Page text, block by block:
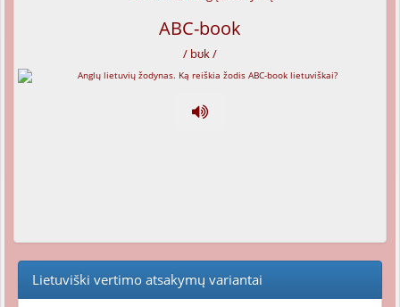
ABC-book
/ bʊk /
Lietuviški vertimo atsakymų variantai